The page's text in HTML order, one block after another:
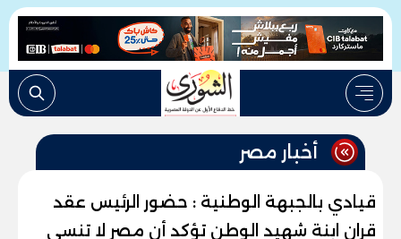
أخبار مصر
قيادي بالجبهة الوطنية : حضور الرئيس عقد
قران ابنة شهيد الوطن تؤكد أن مصر لا تنسى